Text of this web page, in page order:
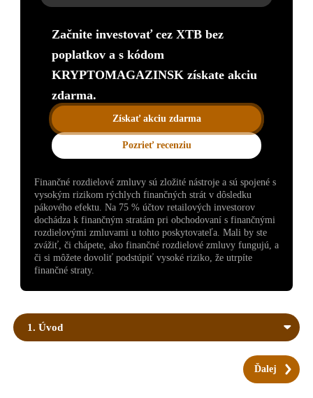
Začnite investovať cez XTB bez
poplatkov a s kódom
KRYPTOMAGAZINSK získate akciu
zdarma.
Získať akciu zdarma
Pozrieť recenziu
Finančné rozdielové zmluvy sú zložité nástroje a sú spojené s
vysokým rizikom rýchlych finančných strát v dôsledku
pákového efektu. Na 75 % účtov retailových investorov
dochádza k finančným stratám pri obchodovaní s finančnými
rozdielovými zmluvami u tohto poskytovateľa. Mali by ste
zvážiť, či chápete, ako finančné rozdielové zmluvy fungujú, a
či si môžete dovoliť podstúpiť vysoké riziko, že utrpíte
finančné straty.
1. Úvod
Ďalej